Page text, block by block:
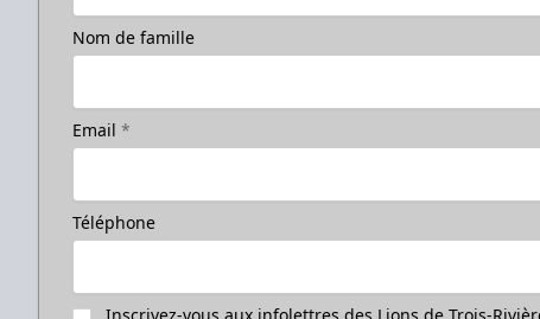
Nom de famille
Email *
Téléphone